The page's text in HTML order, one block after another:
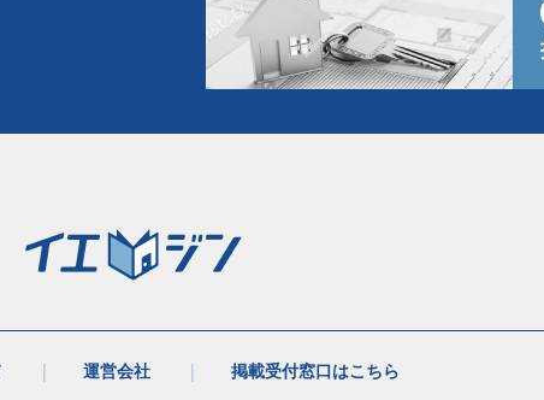
運営会社 掲載受付窓口はこちら